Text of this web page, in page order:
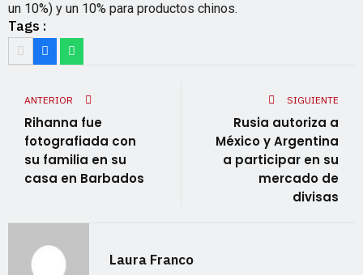
un 10%) y un 10% para productos chinos.
Tags :
ANTERIOR
Rihanna fue
fotografiada con
su familia en su
casa en Barbados
SIGUIENTE
Rusia autoriza a
México y Argentina
a participar en su
mercado de
divisas
Laura Franco